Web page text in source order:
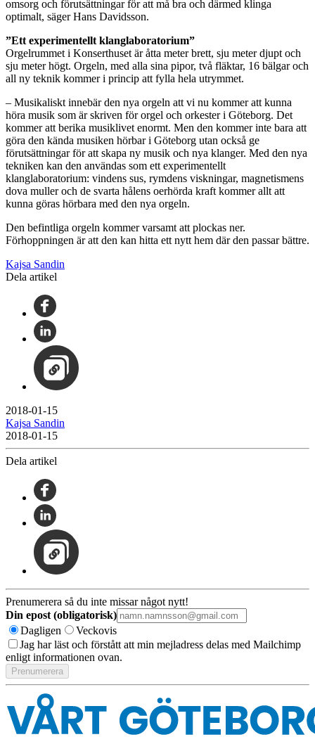
omsorg och förutsättningar för att må bra och därmed klinga
optimalt, säger Hans Davidsson.
”Ett experimentellt klanglaboratorium”
Orgelrummet i Konserthuset är åtta meter brett, sju meter djupt och
sju meter högt. Orgeln, med alla sina pipor, två fläktar, 16 bälgar och
all ny teknik kommer i princip att fylla hela utrymmet.
– Musikaliskt innebär den nya orgeln att vi nu kommer att kunna
höra musik som är skriven för orgel och orkester i Göteborg. Det
kommer att berika musiklivet enormt. Men den kommer inte bara att
göra den kända musiken hörbar i Göteborg utan också ge
förutsättningar för att skapa ny musik och nya klanger. Med den nya
tekniken kan den användas som ett experimentellt
klanglaboratorium: vindens sus, rymdens viskningar, magnetismens
dova muller och de svarta hålens oerhörda kraft kommer allt att
kunna göras hörbara med den nya orgeln.
Den befintliga orgeln kommer varsamt att plockas ner.
Förhoppningen är att den kan hitta ett nytt hem där den passar bättre.
Kajsa Sandin
Dela artikel
2018-01-15
Kajsa Sandin
2018-01-15
Dela artikel
Prenumerera så du inte missar något nytt!
Din epost (obligatorisk)
Dagligen
Veckovis
Jag har läst och förstått att min mejladress delas med Mailchimp
enligt informationen ovan.